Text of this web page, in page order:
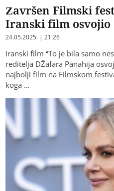
Završen Filmski
Iranski film osvojio
24.05.2025. | 21:26
Iranski film “To je bila samo
reditelja DŽafara Panahija
najbolji film na Filmskom
koga …